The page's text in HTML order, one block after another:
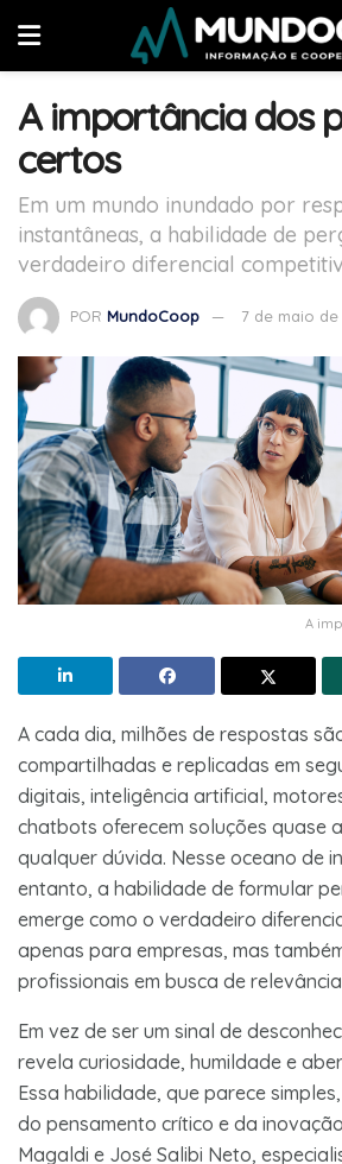
A importância dos
certos
Em um mundo inundado por
instantâneas, a habilidade de
verdadeiro diferencial
POR MundoCoop 7 de maio de
A
A cada dia, milhões de respostas
compartilhadas e replicadas em
digitais, inteligência artificial,
chatbots oferecem soluções quase
qualquer dúvida. Nesse oceano de
entanto, a habilidade de formular
emerge como o verdadeiro
apenas para empresas, mas
profissionais em busca de
Em vez de ser um sinal de
revela curiosidade, humildade e
Essa habilidade, que parece
do pensamento crítico e da
Magaldi e José Salibi Neto,